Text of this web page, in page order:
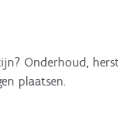
Onderhoud,
plaatsen.